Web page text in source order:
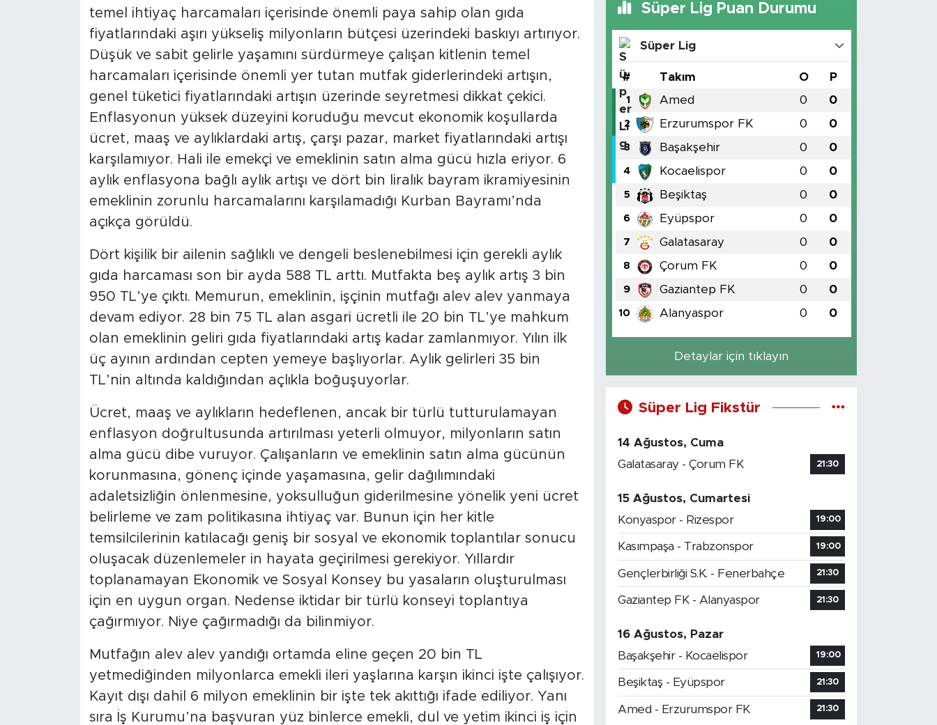
temel ihtiyaç harcamaları içerisinde önemli paya sahip olan gıda
fiyatlarındaki aşırı yükseliş milyonların bütçesi üzerindeki baskıyı artırıyor.
Düşük ve sabit gelirle yaşamını sürdürmeye çalışan kitlenin temel
harcamaları içerisinde önemli yer tutan mutfak giderlerindeki artışın,
genel tüketici fiyatlarındaki artışın üzerinde seyretmesi dikkat çekici.
Enflasyonun yüksek düzeyini koruduğu mevcut ekonomik koşullarda
ücret, maaş ve aylıklardaki artış, çarşı pazar, market fiyatlarındaki artışı
karşılamıyor. Hali ile emekçi ve emeklinin satın alma gücü hızla eriyor. 6
aylık enflasyona bağlı aylık artışı ve dört bin liralık bayram ikramiyesinin
emeklinin zorunlu harcamalarını karşılamadığı Kurban Bayramı’nda
açıkça görüldü.
Dört kişilik bir ailenin sağlıklı ve dengeli beslenebilmesi için gerekli aylık
gıda harcaması son bir ayda 588 TL arttı. Mutfakta beş aylık artış 3 bin
950 TL’ye çıktı. Memurun, emeklinin, işçinin mutfağı alev alev yanmaya
devam ediyor. 28 bin 75 TL alan asgari ücretli ile 20 bin TL’ye mahkum
olan emeklinin geliri gıda fiyatlarındaki artış kadar zamlanmıyor. Yılın ilk
üç ayının ardından cepten yemeye başlıyorlar. Aylık gelirleri 35 bin
TL’nin altında kaldığından açlıkla boğuşuyorlar.
Ücret, maaş ve aylıkların hedeflenen, ancak bir türlü tutturulamayan
enflasyon doğrultusunda artırılması yeterli olmuyor, milyonların satın
alma gücü dibe vuruyor. Çalışanların ve emeklinin satın alma gücünün
korunmasına, gönenç içinde yaşamasına, gelir dağılımındaki
adaletsizliğin önlenmesine, yoksulluğun giderilmesine yönelik yeni ücret
belirleme ve zam politikasına ihtiyaç var. Bunun için her kitle
temsilcilerinin katılacağı geniş bir sosyal ve ekonomik toplantılar sonucu
oluşacak düzenlemeler in hayata geçirilmesi gerekiyor. Yıllardır
toplanamayan Ekonomik ve Sosyal Konsey bu yasaların oluşturulması
için en uygun organ. Nedense iktidar bir türlü konseyi toplantıya
çağırmıyor. Niye çağırmadığı da bilinmiyor.
Mutfağın alev alev yandığı ortamda eline geçen 20 bin TL
yetmediğinden milyonlarca emekli ileri yaşlarına karşın ikinci işte çalışıyor.
Kayıt dışı dahil 6 milyon emeklinin bir işte tek akıttığı ifade ediliyor. Yanı
sıra İş Kurumu’na başvuran yüz binlerce emekli, dul ve yetim ikinci iş için
Süper Lig Puan Durumu
Süper Lig
# Takım O P
1 Amed 0 0
2 Erzurumspor FK 0 0
3 Başakşehir 0 0
4 Kocaelispor 0 0
5 Beşiktaş 0 0
6 Eyüpspor 0 0
7 Galatasaray 0 0
8 Çorum FK 0 0
9 Gaziantep FK 0 0
10 Alanyaspor 0 0
Detaylar için tıklayın
Süper Lig Fikstür
14 Ağustos, Cuma
Galatasaray - Çorum FK
21:30
15 Ağustos, Cumartesi
Konyaspor - Rizespor
19:00
Kasımpaşa - Trabzonspor 19:00
Gençlerbirliği S.K. - Fenerbahçe 21:30
Gaziantep FK - Alanyaspor 21:30
16 Ağustos, Pazar
Başakşehir - Kocaelispor
19:00
Beşiktaş - Eyüpspor 21:30
Amed - Erzurumspor FK 21:30